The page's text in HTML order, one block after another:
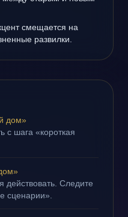
смещается на
развилки.
дом»
с шага «короткая
Следите
сценарии».